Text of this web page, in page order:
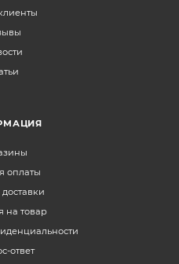
оплаты
на товар
ответ